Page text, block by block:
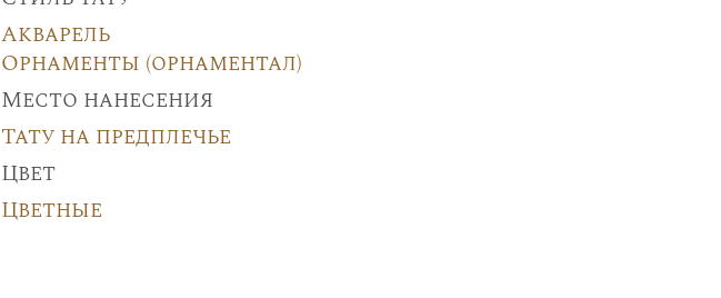
Акварель
Орнаменты (орнаментал)
Место нанесения
Тату на предплечье
Цвет
Цветные